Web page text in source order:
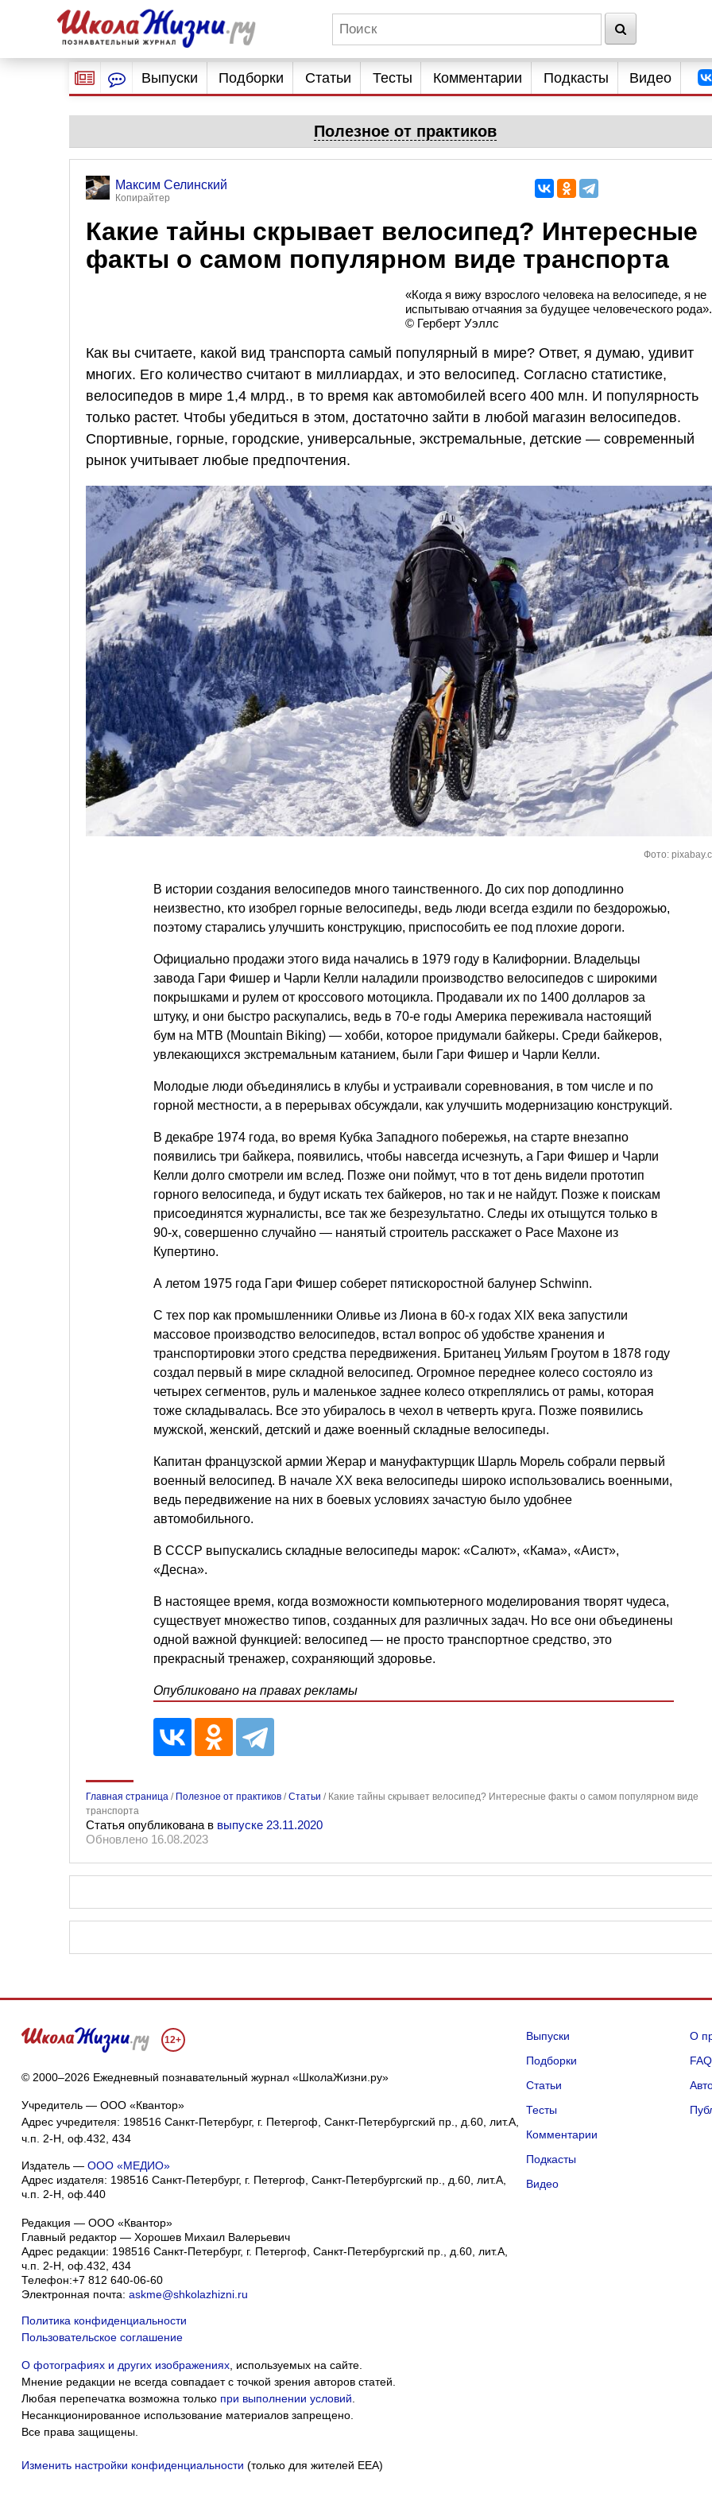
Выпуски Подборки Статьи Тесты Комментарии Подкасты Видео
Полезное от практиков
Максим Селинский
Копирайтер
Какие тайны скрывает велосипед? Интересные
факты о самом популярном виде транспорта
«Когда я вижу взрослого человека на велосипеде, я не
испытываю отчаяния за будущее человеческого рода».
© Герберт Уэллс
Как вы считаете, какой вид транспорта самый популярный в мире? Ответ, я думаю, удивит
многих. Его количество считают в миллиардах, и это велосипед. Согласно статистике,
велосипедов в мире 1,4 млрд., в то время как автомобилей всего 400 млн. И популярность
только растет. Чтобы убедиться в этом, достаточно зайти в любой магазин велосипедов.
Спортивные, горные, городские, универсальные, экстремальные, детские — современный
рынок учитывает любые предпочтения.
Фото:
В истории создания велосипедов много таинственного. До сих пор доподлинно
неизвестно, кто изобрел горные велосипеды, ведь люди всегда ездили по бездорожью,
поэтому старались улучшить конструкцию, приспособить ее под плохие дороги.
Официально продажи этого вида начались в 1979 году в Калифорнии. Владельцы
завода Гари Фишер и Чарли Келли наладили производство велосипедов с широкими
покрышками и рулем от кроссового мотоцикла. Продавали их по 1400 долларов за
штуку, и они быстро раскупались, ведь в 70-е годы Америка переживала настоящий
бум на MTB (Mountain Biking) — хобби, которое придумали байкеры. Среди байкеров,
увлекающихся экстремальным катанием, были Гари Фишер и Чарли Келли.
Молодые люди объединялись в клубы и устраивали соревнования, в том числе и по
горной местности, а в перерывах обсуждали, как улучшить модернизацию конструкций.
В декабре 1974 года, во время Кубка Западного побережья, на старте внезапно
появились три байкера, появились, чтобы навсегда исчезнуть, а Гари Фишер и Чарли
Келли долго смотрели им вслед. Позже они поймут, что в тот день видели прототип
горного велосипеда, и будут искать тех байкеров, но так и не найдут. Позже к поискам
присоединятся журналисты, все так же безрезультатно. Следы их отыщутся только в
90-х, совершенно случайно — нанятый строитель расскажет о Расе Махоне из
Купертино.
А летом 1975 года Гари Фишер соберет пятискоростной балунер Schwinn.
С тех пор как промышленники Оливье из Лиона в 60-х годах XIX века запустили
массовое производство велосипедов, встал вопрос об удобстве хранения и
транспортировки этого средства передвижения. Британец Уильям Гроутом в 1878 году
создал первый в мире складной велосипед. Огромное переднее колесо состояло из
четырех сегментов, руль и маленькое заднее колесо откреплялись от рамы, которая
тоже складывалась. Все это убиралось в чехол в четверть круга. Позже появились
мужской, женский, детский и даже военный складные велосипеды.
Капитан французской армии Жерар и мануфактурщик Шарль Морель собрали первый
военный велосипед. В начале ХХ века велосипеды широко использовались военными,
ведь передвижение на них в боевых условиях зачастую было удобнее
автомобильного.
В СССР выпускались складные велосипеды марок: «Салют», «Кама», «Аист»,
«Десна».
В настоящее время, когда возможности компьютерного моделирования творят чудеса,
существует множество типов, созданных для различных задач. Но все они объединены
одной важной функцией: велосипед — не просто транспортное средство, это
прекрасный тренажер, сохраняющий здоровье.
Опубликовано на правах рекламы
Главная страница / Полезное от практиков /Статьи / Какие тайны скрывает велосипед? Интересные факты о самом популярном виде
транспорта
Статья опубликована в выпуске 23.11.2020
Обновлено 16.08.2023
12+
© 2000–2026 Ежедневный познавательный журнал «ШколаЖизни.ру»
Учредитель — ООО «Квантор»
Адрес учредителя: 198516 Санкт-Петербург, г. Петергоф, Санкт-Петербургский пр., д.60, лит.А,
ч.п. 2-Н, оф.432, 434
Издатель — ООО «МЕДИО»
Адрес издателя: 198516 Санкт-Петербург, г. Петергоф, Санкт-Петербургский пр., д.60, лит.А,
ч.п. 2-Н, оф.440
Редакция — ООО «Квантор»
Главный редактор — Хорошев Михаил Валерьевич
Адрес редакции: 198516 Санкт-Петербург, г. Петергоф Санкт-Петербургский пр., д.60, лит.А,
ч.п. 2-Н, оф.432, 434
Телефон:+7 812 640-06-60
Электронная почта: askme@shkolazhizni.ru
Политика конфиденциальности
Пользовательское соглашение
О фотографиях и других изображениях, используемых на сайте.
Мнение редакции не всегда совпадает с точкой зрения авторов статей.
Любая перепечатка возможна только при выполнении условий
Несанкционированное использование материалов запрещено.
Все права защищены.
Изменить настройки конфиденциальности (только для жителей EEA)
Выпуски
Подборки
Статьи
Тесты
Комментарии
Подкасты
Видео
О
FAQ